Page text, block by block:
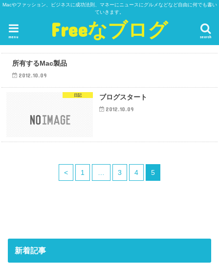
Macやファッション、ビジネスに成功法則、マネーにニュースにグルメなどなど自由に何でも書い
ていきます。
Freeなブログ search
menu
所有するMac製品
2012.10.09
日記 ブログスタート
2012.10.09
< 1 … 3 4 5
新着記事